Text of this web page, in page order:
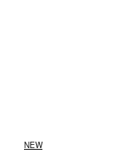
NEW